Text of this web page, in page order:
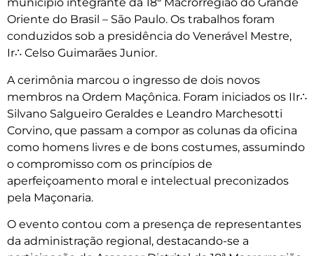
município integrante da 18ª Macrorregião do Grande
Oriente do Brasil – São Paulo. Os trabalhos foram
conduzidos sob a presidência do Venerável Mestre,
Ir∴ Celso Guimarães Junior.
A cerimônia marcou o ingresso de dois novos
membros na Ordem Maçônica. Foram iniciados os IIr∴
Silvano Salgueiro Geraldes e Leandro Marchesotti
Corvino, que passam a compor as colunas da oficina
como homens livres e de bons costumes, assumindo
o compromisso com os princípios de
aperfeiçoamento moral e intelectual preconizados
pela Maçonaria.
O evento contou com a presença de representantes
da administração regional, destacando-se a